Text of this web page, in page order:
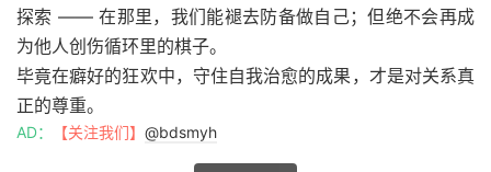
探索 —— 在那里，我们能褪去防备做自己；但绝不会再成
为他人创伤循环里的棋子。
毕竟在癖好的狂欢中，守住自我治愈的成果，才是对关系真
正的尊重。
AD： 【关注我们】 @bdsmyh